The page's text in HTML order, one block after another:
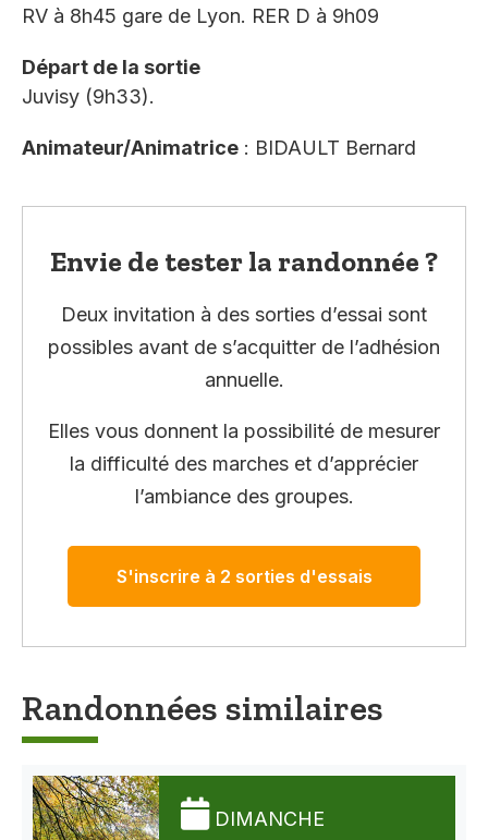
RV à 8h45 gare de Lyon. RER D à 9h09
Départ de la sortie
Juvisy (9h33).
Animateur/Animatrice : BIDAULT Bernard
Envie de tester la randonnée ?
Deux invitation à des sorties d’essai sont
possibles avant de s’acquitter de l’adhésion
annuelle.
Elles vous donnent la possibilité de mesurer
la difficulté des marches et d’apprécier
l’ambiance des groupes.
S'inscrire à 2 sorties d'essais
Randonnées similaires
DIMANCHE